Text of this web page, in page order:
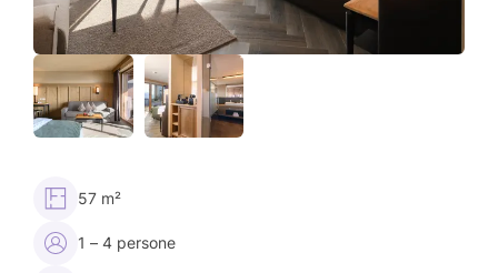
57 m²
1 – 4 persone